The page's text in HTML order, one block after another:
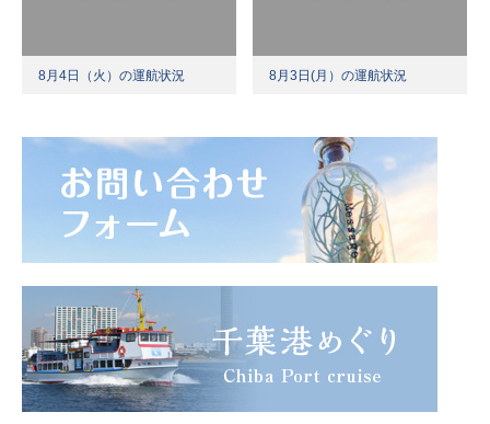
8月4日（火）の運航状況 8月3日(月）の運航状況